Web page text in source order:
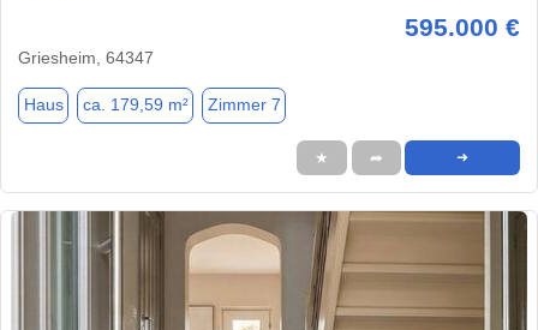
595.000 €
Griesheim, 64347
Haus ca. 179,59 m² Zimmer 7
★ ➦ ➜